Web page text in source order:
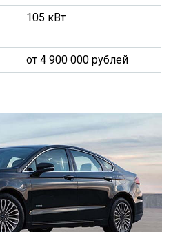
105 кВт
от 4 900 000 рублей